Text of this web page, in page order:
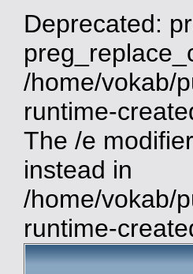
Deprecated:
/home/vokab/
runtime-
The /e
instead in
/home/vokab/
runtime-